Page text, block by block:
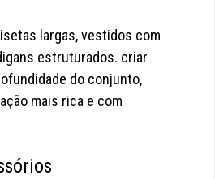
largas, vestidos com
estruturados. criar
do conjunto,
mais rica e com